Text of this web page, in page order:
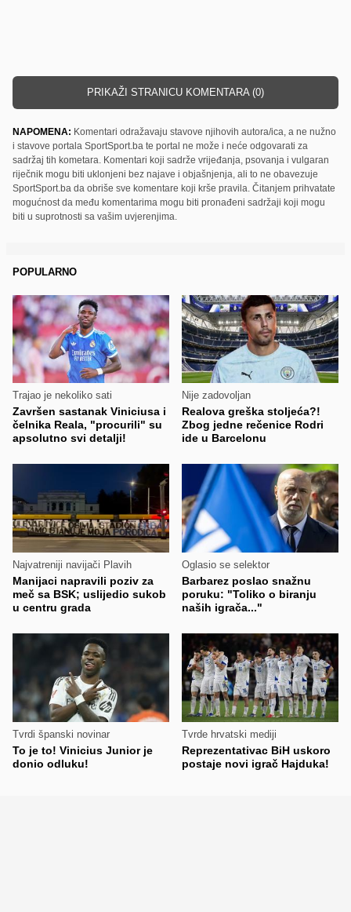
PRIKAŽI STRANICU KOMENTARA (0)
NAPOMENA: Komentari odražavaju stavove njihovih autora/ica, a ne nužno
i stavove portala SportSport.ba te portal ne može i neće odgovarati za
sadržaj tih kometara. Komentari koji sadrže vrijeđanja, psovanja i vulgaran
riječnik mogu biti uklonjeni bez najave i objašnjenja, ali to ne obavezuje
SportSport.ba da obriše sve komentare koji krše pravila. Čitanjem prihvatate
mogućnost da među komentarima mogu biti pronađeni sadržaji koji mogu
biti u suprotnosti sa vašim uvjerenjima.
POPULARNO
Trajao je nekoliko sati
Završen sastanak Viniciusa i
čelnika Reala, "procurili" su
apsolutno svi detalji!
Nije zadovoljan
Realova greška stoljeća?!
Zbog jedne rečenice Rodri
ide u Barcelonu
Najvatreniji navijači Plavih
Manijaci napravili poziv za
meč sa BSK; uslijedio sukob
u centru grada
Oglasio se selektor
Barbarez poslao snažnu
poruku: "Toliko o biranju
naših igrača..."
Tvrdi španski novinar
To je to! Vinicius Junior je
donio odluku!
Tvrde hrvatski mediji
Reprezentativac BiH uskoro
postaje novi igrač Hajduka!